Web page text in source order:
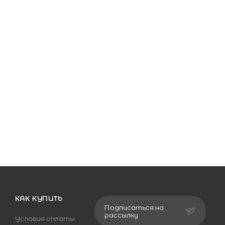
КАК КУПИТЬ
Условия оплаты
Подписаться на
рассылку